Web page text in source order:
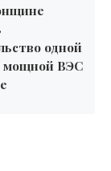
одной
мощной ВЭС